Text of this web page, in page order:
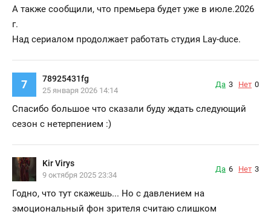
А также сообщили, что премьера будет уже в июле.2026
г.
Над сериалом продолжает работать студия Lay-duce.
7 78925431fg
25 января 2026 14:14
Да 3 Нет 0
Спасибо большое что сказали буду ждать следующий
сезон с нетерпением :)
Kir Virys
9 октября 2025 23:34
Да 6 Нет 3
Годно, что тут скажешь... Но с давлением на
эмоциональный фон зрителя считаю слишком